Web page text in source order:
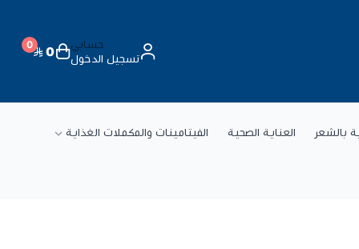
حسابي
تسجيل الدخول
0
0
بالشعر العناية الصحية الفيتامينات والمكملات الغذاية